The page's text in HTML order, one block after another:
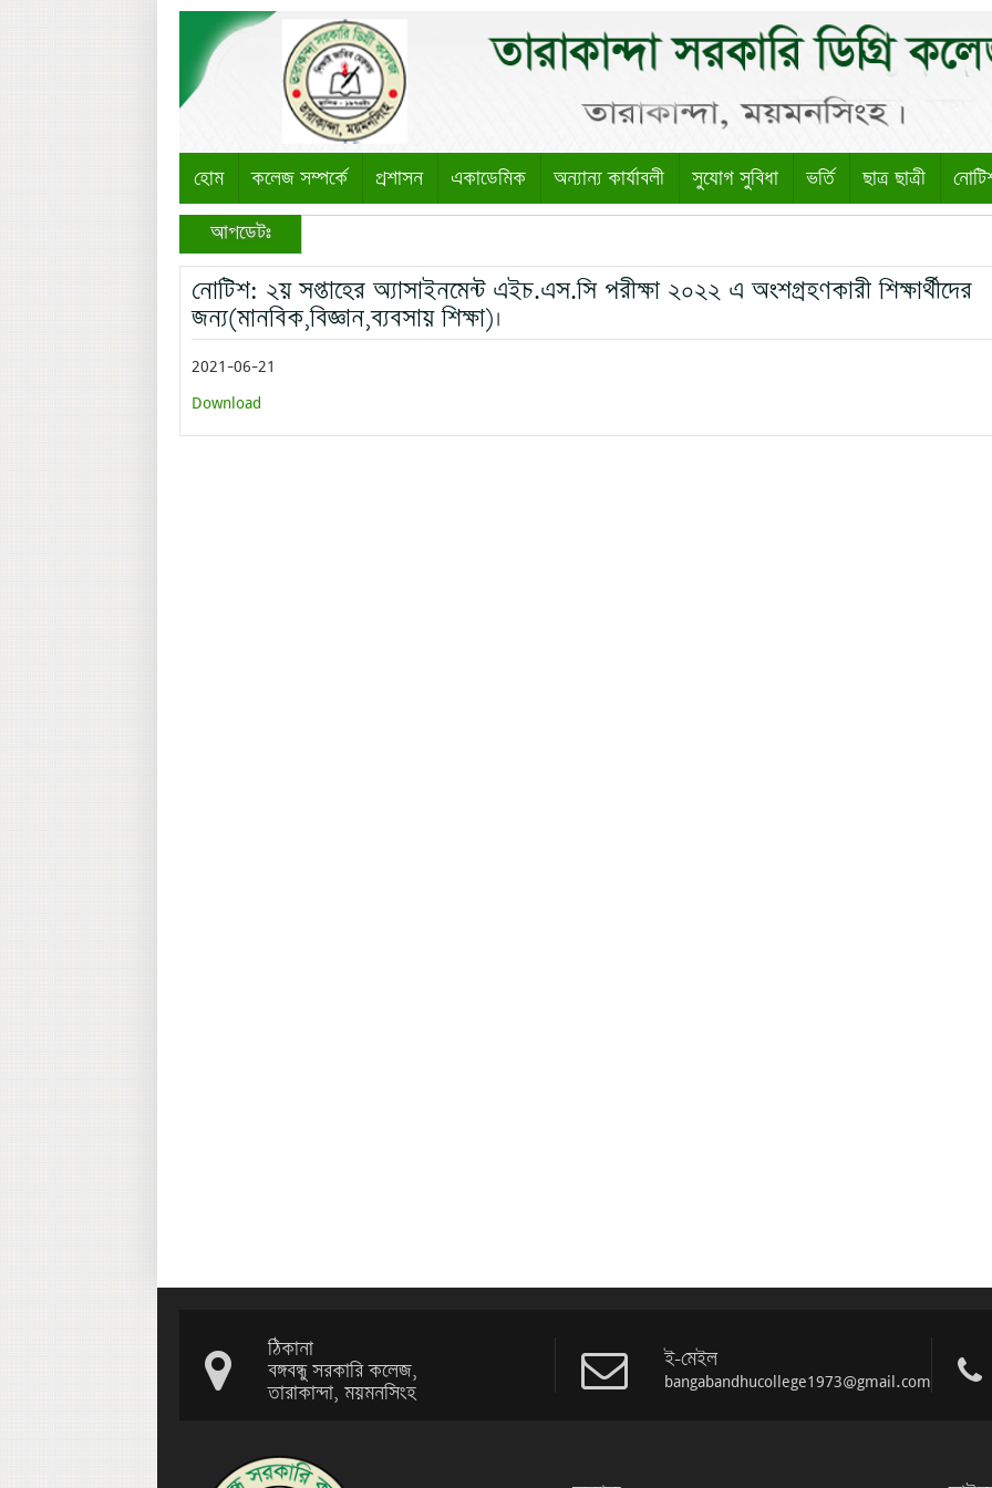
হোম কলেজ সম্পর্কে প্রশাসন একাডেমিক অন্যান্য কার্যাবলী সুযোগ সুবিধা ভর্তি ছাত্র ছাত্রী
আপডেটঃ
নোটিশ: ২য় সপ্তাহের অ্যাসাইনমেন্ট এইচ.এস.সি পরীক্ষা ২০২২ এ অংশগ্রহণকারী শিক্ষার্থীদের
জন্য(মানবিক,বিজ্ঞান,ব্যবসায় শিক্ষা)।
2021-06-21
Download
ঠিকানা
বঙ্গবন্ধু সরকারি কলেজ,
তারাকান্দা, ময়মনসিংহ
ই-মেইল
bangabandhucollege1973@gmail.com